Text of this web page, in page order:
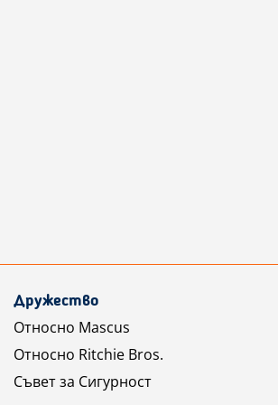
Дружество
Относно Mascus
Относно Ritchie Bros.
Съвет за Сигурност